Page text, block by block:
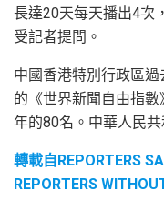
長達20天每天播出4次
受記者提問。
中國香港特別行政區
的《世界新聞自由指
年的80名。中華人民
轉載自REPORTERS
REPORTERS